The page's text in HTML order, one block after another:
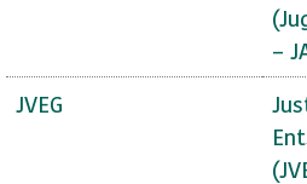
–
JVEG